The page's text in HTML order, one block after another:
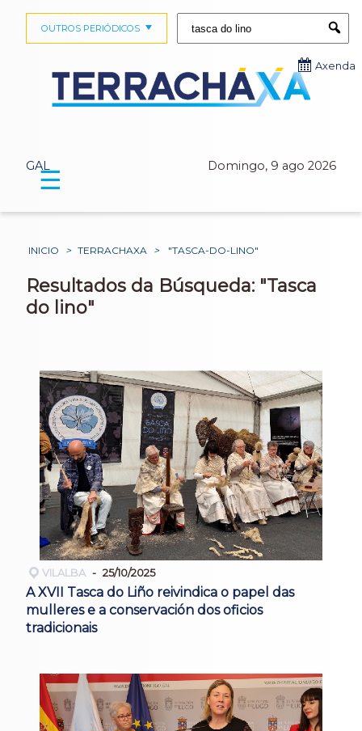
GAL Domingo, 9 ago 2026
OUTROS PERIÓDICOS
Axenda
☰
INICIO > TERRACHAXA > "TASCA-DO-LINO"
Resultados da Búsqueda: "Tasca
do lino"
VILALBA 25/10/2025
A XVII Tasca do Liño reivindica o papel das
mulleres e a conservación dos oficios
tradicionais